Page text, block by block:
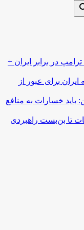
در برابر ایران +
برای عبور از
باید خسارات به منافع
تا بن‌بست راهبردی